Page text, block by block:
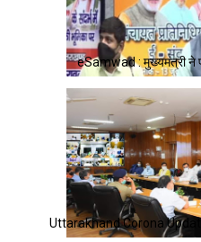
eSamwad : मुख्यमंत्री ने
Uttarakhand Corona